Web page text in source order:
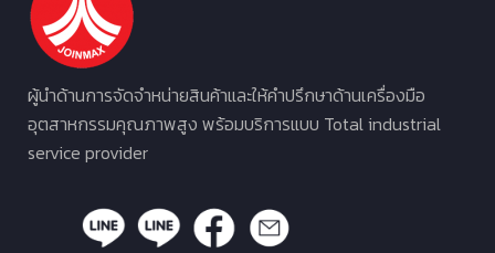
ผู้นำด้านการจัดจำหน่ายสินค้าและให้คำปรึกษาด้านเครื่องมือ
อุตสาหกรรมคุณภาพสูง พร้อมบริการแบบ Total industrial
service provider